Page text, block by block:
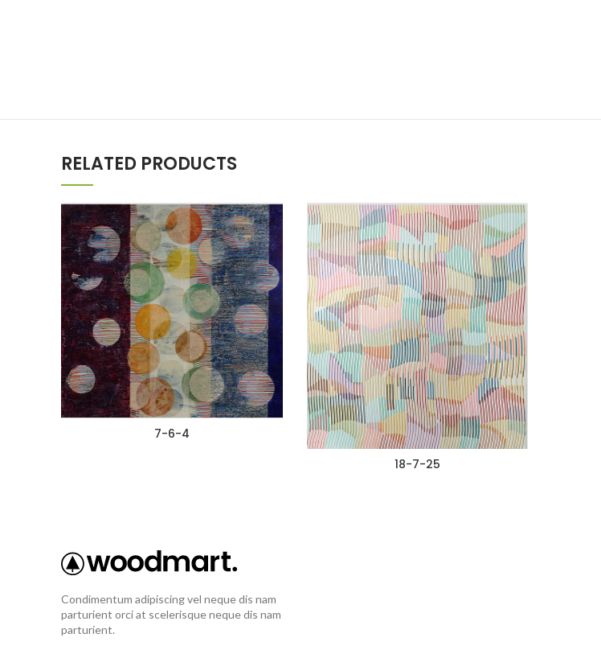
RELATED PRODUCTS
7-6-4
18-7-25
Condimentum adipiscing vel neque dis nam
parturient orci at scelerisque neque dis nam
parturient.